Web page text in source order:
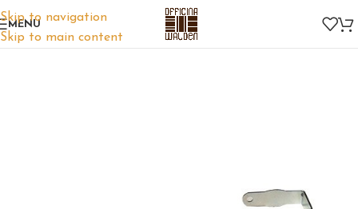
Skip to navigation
Skip to main content
MENU